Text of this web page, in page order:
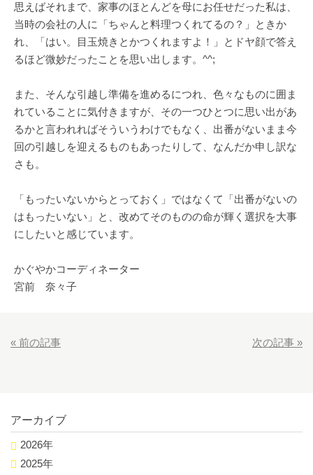
思えばそれまで、家事のほとんどを母にお任せだった私は、
当時の会社の人に「ちゃんと料理つくれてるの？」ときか
れ、「はい。目玉焼きとかつくれますよ！」とドヤ顔で答え
るほど微妙だったことを思い出します。^^;
また、そんな引越し準備を進めるにつれ、色々なものに囲ま
れていることに気付きますが、その一つひとつに思い出があ
るかと言われればそういうわけでもなく、出番がないまま今
回の引越しを迎えるものもあったりして、なんだか申し訳な
さも。
「もったいないからとっておく」ではなくて「出番がないの
はもったいない」と、改めてそのものの命が輝く選択を大事
にしたいと感じています。
かぐやかコーディネーター
宮前 奈々子
« 前の記事 次の記事 »
アーカイブ
2026年
2025年